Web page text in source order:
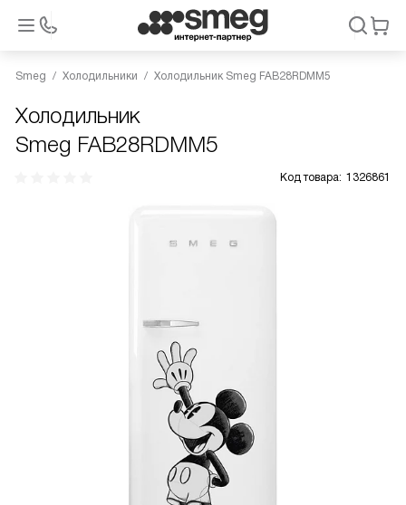
Smeg Холодильники Холодильник Smeg FAB28RDMM5
Холодильник
Smeg FAB28RDMM5
Код товара: 1326861